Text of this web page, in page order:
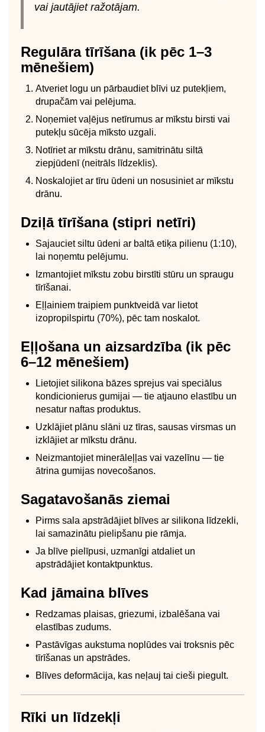
vai jautājiet ražotājam.
Regulāra tīrīšana (ik pēc 1–3
mēnešiem)
Atveriet logu un pārbaudiet blīvi uz putekļiem,
drupačām vai pelējuma.
Noņemiet vaļējus netīrumus ar mīkstu birsti vai
putekļu sūcēja mīksto uzgali.
Notīriet ar mīkstu drānu, samitrinātu siltā
ziepjūdenī (neitrāls līdzeklis).
Noskalojiet ar tīru ūdeni un nosusiniet ar mīkstu
drānu.
Dziļā tīrīšana (stipri netīri)
Sajauciet siltu ūdeni ar baltā etiķa pilienu (1:10),
lai noņemtu pelējumu.
Izmantojiet mīkstu zobu birstīti stūru un spraugu
tīrīšanai.
Eļļainiem traipiem punktveidā var lietot
izopropilspirtu (70%), pēc tam noskalot.
Eļļošana un aizsardzība (ik pēc
6–12 mēnešiem)
Lietojiet silikona bāzes sprejus vai speciālus
kondicionierus gumijai — tie atjauno elastību un
nesatur naftas produktus.
Uzklājiet plānu slāni uz tīras, sausas virsmas un
izklājiet ar mīkstu drānu.
Neizmantojiet minerāleļļas vai vazelīnu — tie
ātrina gumijas novecošanos.
Sagatavošanās ziemai
Pirms sala apstrādājiet blīves ar silikona līdzekli,
lai samazinātu pielipšanu pie rāmja.
Ja blīve pielīpusi, uzmanīgi atdaliet un
apstrādājiet kontaktpunktus.
Kad jāmaina blīves
Redzamas plaisas, griezumi, izbalēšana vai
elastības zudums.
Pastāvīgas aukstuma noplūdes vai troksnis pēc
tīrīšanas un apstrādes.
Blīves deformācija, kas neļauj tai cieši piegult.
Rīki un līdzekļi